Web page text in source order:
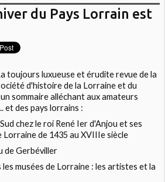
du Pays Lorrain est
toujours luxueuse et érudite revue de la
d'histoire de la Lorraine et du
sommaire alléchant aux amateurs
et des pays lorrains :
chez le roi René Ier d'Anjou et ses
Lorraine de 1435 au XVIIIe siècle
de Gerbéviller
musées de Lorraine : les artistes et la